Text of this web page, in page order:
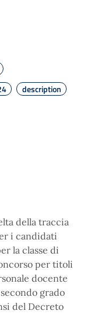
description
della traccia
i candidati
la classe di
per titoli
docente
grado
del Decreto